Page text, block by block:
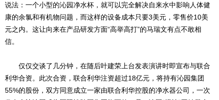
说法：一个小型的沁园净水杯，就可以完全解决自来水中影响人体健
康的余氯和有机物问题，而这样的设备成本只要3美元，零售价10美
元之内。这让向来在产品研发方面“高举高打”的马瑞文有点不敢相
信。
仅仅交谈了几分钟，在随后叶建荣上台发表演讲时即宣布与联合
利华合资。此次合资，联合利华注资超过18亿元，将持有沁园集团
55%的股份，双方同意成立一家由联合利华控股的净水器公司，一次